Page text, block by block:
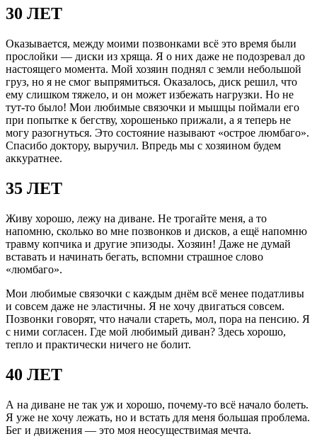
30 ЛЕТ
Оказывается, между моими позвонками всё это время были
прослойки — диски из хряща. Я о них даже не подозревал до
настоящего момента. Мой хозяин поднял с земли небольшой
груз, но я не смог выпрямиться. Оказалось, диск решил, что
ему слишком тяжело, и он может избежать нагрузки. Но не
тут-то было! Мои любимые связочки и мышцы поймали его
при попытке к бегству, хорошенько прижали, а я теперь не
могу разогнуться. Это состояние называют «острое люмбаго».
Спасибо доктору, выручил. Впредь мы с хозяином будем
аккуратнее.
35 ЛЕТ
Живу хорошо, лежу на диване. Не трогайте меня, а то
напомню, сколько во мне позвонков и дисков, а ещё напомню
травму копчика и другие эпизоды. Хозяин! Даже не думай
вставать и начинать бегать, вспомни страшное слово
«люмбаго».
Мои любимые связочки с каждым днём всё менее податливы
и совсем даже не эластичны. Я не хочу двигаться совсем.
Позвонки говорят, что начали стареть, мол, пора на пенсию. Я
с ними согласен. Где мой любимый диван? Здесь хорошо,
тепло и практически ничего не болит.
40 ЛЕТ
А на диване не так уж и хорошо, почему-то всё начало болеть.
Я уже не хочу лежать, но и встать для меня большая проблема.
Бег и движения — это моя неосуществимая мечта.